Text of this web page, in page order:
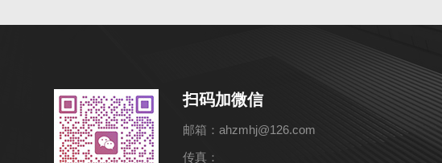
扫码加微信
邮箱：ahzmhj@126.com
传真：